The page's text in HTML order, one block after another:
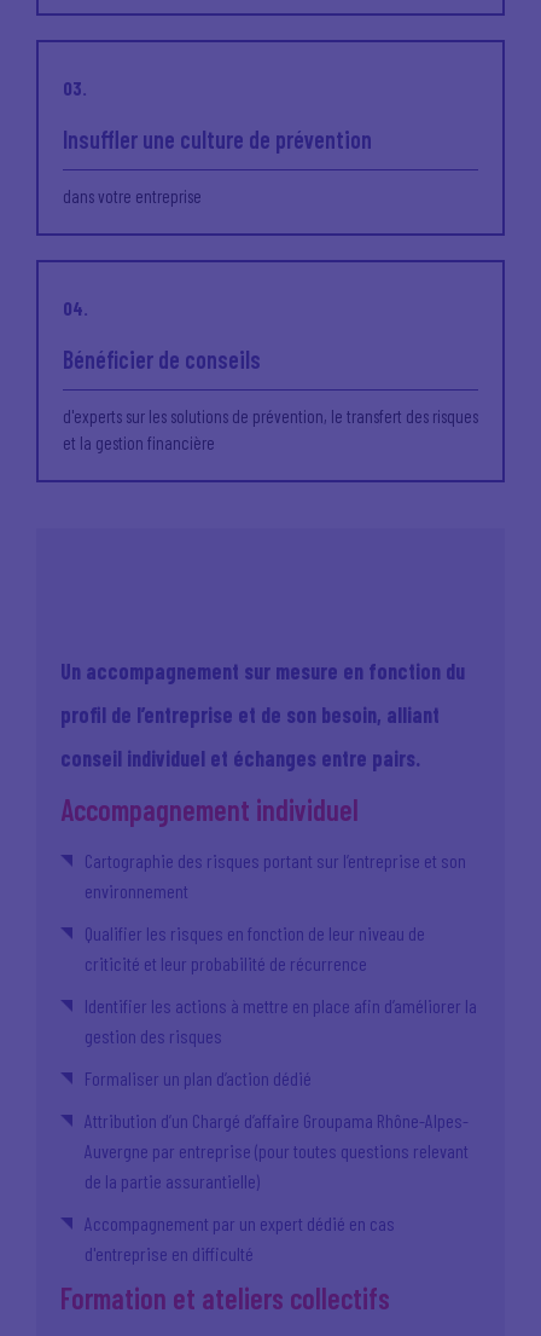
03.
Insuffler une culture de prévention
dans votre entreprise
04.
Bénéficier de conseils
d'experts sur les solutions de prévention, le transfert des risques
et la gestion financière
Un accompagnement sur mesure en fonction du
profil de l’entreprise et de son besoin, alliant
conseil individuel et échanges entre pairs.
Accompagnement individuel
Cartographie des risques portant sur l’entreprise et son
environnement
Qualifier les risques en fonction de leur niveau de
criticité et leur probabilité de récurrence
Identifier les actions à mettre en place afin d’améliorer la
gestion des risques
Formaliser un plan d’action dédié
Attribution d’un Chargé d’affaire Groupama Rhône-Alpes-
Auvergne par entreprise (pour toutes questions relevant
de la partie assurantielle)
Accompagnement par un expert dédié en cas
d'entreprise en difficulté
Formation et ateliers collectifs